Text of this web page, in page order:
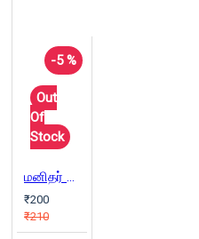
-5 %
Out
Of
Stock
மனிதர் தேவர் நரகர்
₹200
₹210